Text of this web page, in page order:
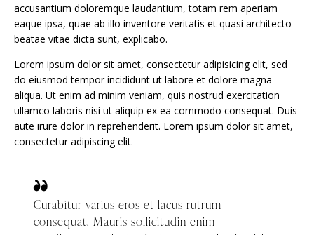
accusantium doloremque laudantium, totam rem aperiam
eaque ipsa, quae ab illo inventore veritatis et quasi architecto
beatae vitae dicta sunt, explicabo.
Lorem ipsum dolor sit amet, consectetur adipisicing elit, sed
do eiusmod tempor incididunt ut labore et dolore magna
aliqua. Ut enim ad minim veniam, quis nostrud exercitation
ullamco laboris nisi ut aliquip ex ea commodo consequat. Duis
aute irure dolor in reprehenderit. Lorem ipsum dolor sit amet,
consectetur adipiscing elit.
Curabitur varius eros et lacus rutrum
consequat. Mauris sollicitudin enim